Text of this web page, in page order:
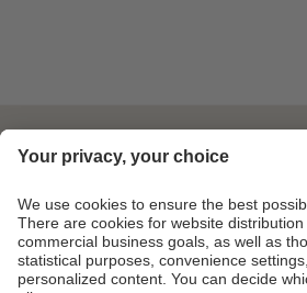
Footer Links
Magazine
Contatto